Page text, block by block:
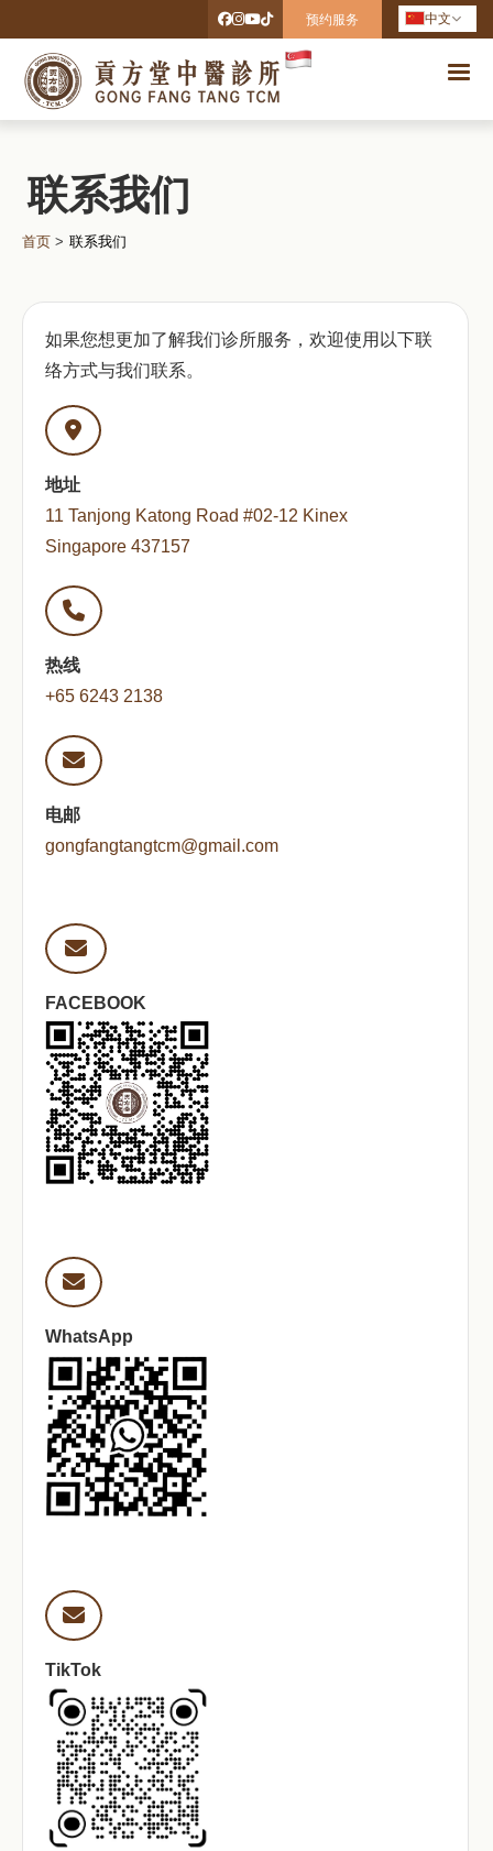
预约服务 中文
联系我们
首页 > 联系我们
如果您想更加了解我们诊所服务，欢迎使用以下联
络方式与我们联系。
地址
11 Tanjong Katong Road #02-12 Kinex
Singapore 437157
热线
+65 6243 2138
电邮
gongfangtangtcm@gmail.com
FACEBOOK
WhatsApp
TikTok